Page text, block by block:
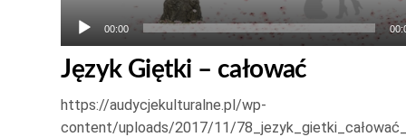
00:00
Język Giętki – całować
https://audycjekulturalne.pl/wp-
content/uploads/2017/11/